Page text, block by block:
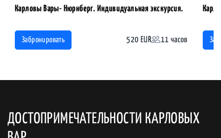
Карловы Вары- Нюрнберг. Индивидуальная экскурсия.
Забронировать 520 EUR 11 часов
ДОСТОПРИМЕЧАТЕЛЬНОСТИ КАРЛОВЫХ